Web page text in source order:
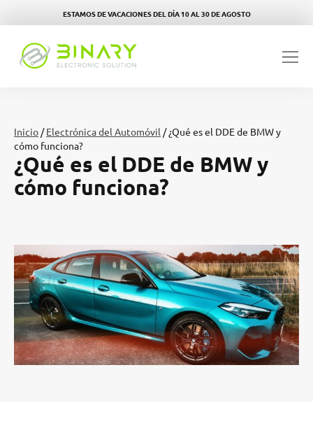
ESTAMOS DE VACACIONES DEL DÍA 10 AL 30 DE AGOSTO
Inicio /Electrónica del Automóvil / ¿Qué es el DDE de BMW y
cómo funciona?
¿Qué es el DDE de BMW y
cómo funciona?